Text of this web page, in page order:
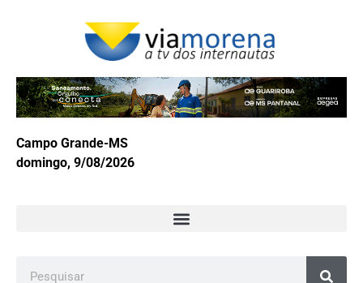
Campo Grande-MS
domingo, 9/08/2026